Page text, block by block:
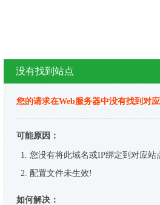
没有找到站点
您的请求在Web服务器中没有找到对
可能原因：
您没有将此域名或IP绑定到对应站
配置文件未生效!
如何解决：